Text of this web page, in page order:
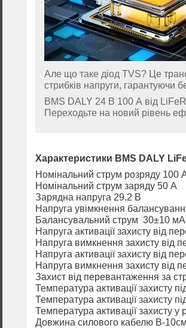
Але що таке діод TVS? Це
стрибків напруги, гарантуючи
BMS DALY 24 В 100 А від
Переходьте на новий рівень
Характеристики BMS DALY
Номінальний струм розряду 100
Номінальний струм заряду 50 А
Зарядна напруга 29.2 В
Напруга увімкнення
Балансувальний струм 30±10 мА
Напруга активації захисту від
Напруга вимкнення захисту від
Напруга активації захисту від
Напруга вимкнення захисту від
Захист від перевантаження за
Температура активації захисту
Температура активації захисту
Температура активації захисту у
Довжина силового кабелю В-